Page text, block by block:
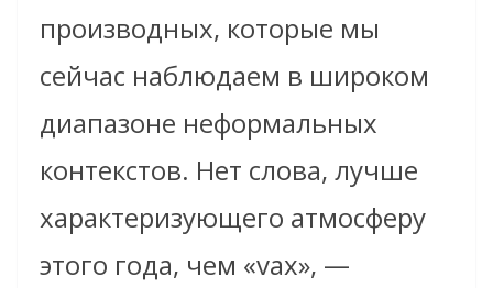
производных, которые мы
сейчас наблюдаем в широком
диапазоне неформальных
контекстов. Нет слова, лучше
характеризующего атмосферу
этого года, чем «vax», —